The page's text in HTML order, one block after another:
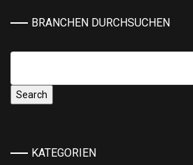
BRANCHEN DURCHSUCHEN
KATEGORIEN